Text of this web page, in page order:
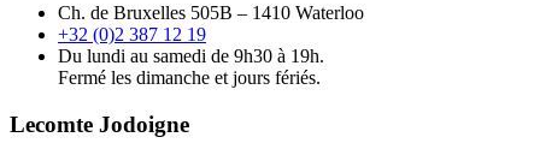
Ch. de Bruxelles 505B – 1410 Waterloo
+32 (0)2 387 12 19
Du lundi au samedi de 9h30 à 19h.
Fermé les dimanche et jours fériés.
Lecomte Jodoigne